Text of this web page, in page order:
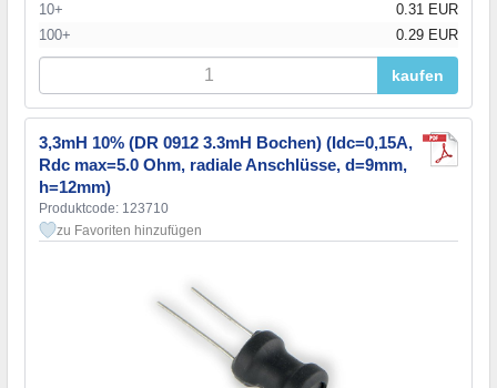
10+
0.31 EUR
100+
0.29 EUR
kaufen
3,3mH 10% (DR 0912 3.3mH Bochen) (Idc=0,15А,
Rdc max=5.0 Ohm, radiale Anschlüsse, d=9mm,
h=12mm)
Produktcode: 123710
zu Favoriten hinzufügen